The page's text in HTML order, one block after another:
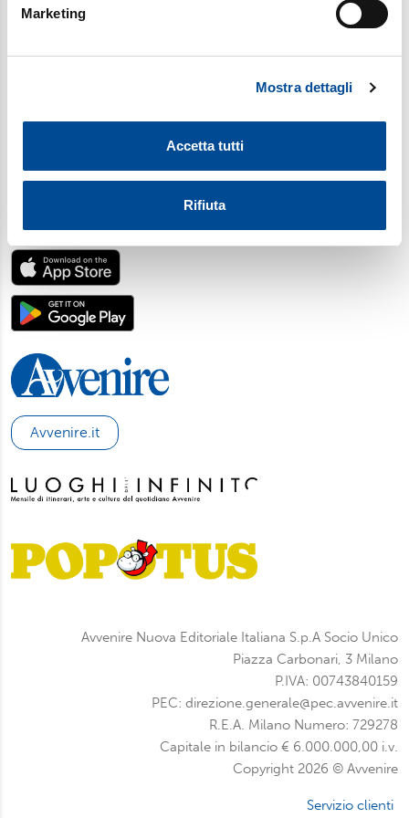
Identificare il tuo dispositivo, scansionandolo
Approfondisci come vengono elaborati i tuoi dati personali
dalla Dichiarazione sui cookie.
Utilizziamo i cookie per personalizzare contenuti ed
analizzare il nostro traffico. Condividiamo inoltre
informazioni sul modo in cui utilizza il nostro sito con i
nostri partner, che si occupano di analisi dei dati web,
pubblicità e social media, i quali potrebbero combinarle
con altre informazioni che ha fornito loro o che hanno
raccolto dal suo utilizzo dei loro servizi. Scegliendo
“Rifiuta” saranno installati solo i cookie tecnici necessari
per il buon funzionamento del sito, con “Personalizza”
potrà scegliere quali tipi di cookie saranno installati sul
suo dispositivo. Potrà modificare in ogni momento le sue
presente in ogni pagina del nostro sito. Per maggior
informazioni sul trattamento dei suoi dati visiti la nostra
Marketing
Mostra dettagli
Accetta tutti
Rifiuta
SCARICA L'APP
Avvenire.it
Avvenire Nuova Editoriale Italiana S.p.A Socio Unico
Piazza Carbonari, 3 Milano
P.IVA: 00743840159
PEC: direzione.generale@pec.avvenire.it
R.E.A. Milano Numero: 729278
Capitale in bilancio € 6.000.000,00 i.v.
Copyright 2026 © Avvenire
Servizio clienti